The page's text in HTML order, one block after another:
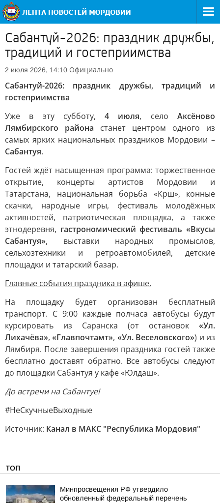
Сабантуй-2026: праздник дружбы,
традиций и гостеприимства
2 июля 2026, 14:10 Официально
Сабантуй-2026: праздник дружбы, традиций и
гостеприимства
Уже в эту субботу,4 июля, селоАксёново
Лямбирского района станет центром одного из
самых ярких национальных праздников Мордовии –
Сабантуя.
Гостей ждёт насыщенная программа: торжественное
открытие, концерты артистов Мордовии и
Татарстана, национальная борьба «Крш», конные
скачки, народные игры, фестиваль молодёжных
активностей, патриотическая площадка, а также
этнодеревня, гастрономический фестиваль «Вкусы
Сабантуя», выставки народных промыслов,
сельхозтехники и ретроавтомобилей, детские
площадки и татарский базар.
Главные события праздника в афише.
На площадку будет организован бесплатный
транспорт. С 9:00 каждые полчаса автобусы будут
курсировать из Саранска (от остановок «Ул.
Лихачёва»,«Главпочтамт», «Ул. Веселовского») и из
Лямбиря. После завершения праздника гостей также
бесплатно доставят обратно. Все автобусы следуют
до площадки Сабантуя у кафе «Юлдаш».
До встречи на Сабантуе!
#НеСкучныеВыходные
Источник: Канал в МАКС "Республика Мордовия"
ТОП
Минпросвещения РФ утвердило
обновленный федеральный перечень